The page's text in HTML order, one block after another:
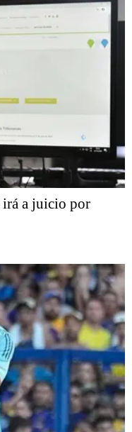
a juicio por